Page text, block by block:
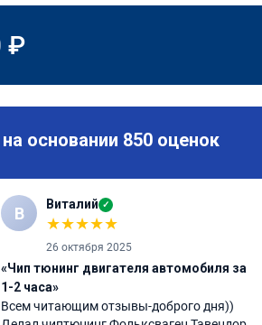
₽
основании 850 оценок
В Виталий ✓
★★★★★
26 октября 2025
«Чип тюнинг двигателя автомобиля за
1-2 часа»
Всем читающим отзывы-доброго дня))